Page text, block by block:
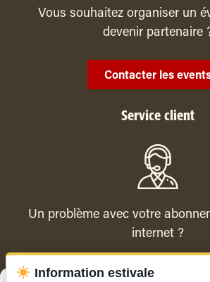
Vous souhaitez organiser un
devenir partenaire
Contacter les
Service client
Un problème avec votre
internet ?
Contacter le service
Information estivale